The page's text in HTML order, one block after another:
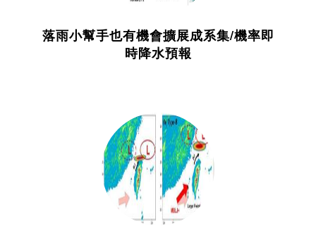
落雨小幫手也有機會擴展成系集/機率即
時降水預報